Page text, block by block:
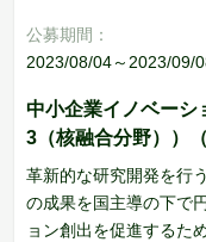
公募期間：
2023/08/04～2023/09/
中小企業イノベーシ
3（核融合分野））
革新的な研究開発を行
の成果を国主導の下で
ョン創出を促進するた